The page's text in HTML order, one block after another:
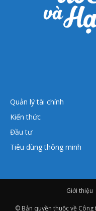
Quản lý tài chính
Kiến thức
Đầu tư
Tiêu dùng thông minh
Giới thiệu
© Bản quyền thuộc về Công